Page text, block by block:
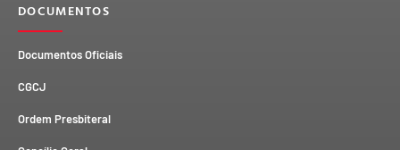
DOCUMENTOS
Documentos Oficiais
CGCJ
Ordem Presbiteral